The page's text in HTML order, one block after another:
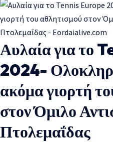
Αυλαία για το
2024-
ακόμα γιορτή
στον Όμιλο
Πτολεμαΐδας